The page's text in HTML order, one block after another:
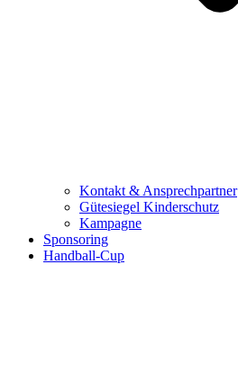
Kontakt & Ansprechpartner
Gütesiegel Kinderschutz
Kampagne
Sponsoring
Handball-Cup